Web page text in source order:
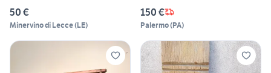
50 €
Minervino di Lecce(LE)
150 €
Palermo(PA)